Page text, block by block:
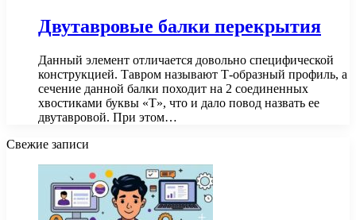
Двутавровые балки перекрытия
Данный элемент отличается довольно специфической
конструкцией. Тавром называют Т-образный профиль, а
сечение данной балки походит на 2 соединенных
хвостиками буквы «Т», что и дало повод назвать ее
двутавровой. При этом…
Свежие записи